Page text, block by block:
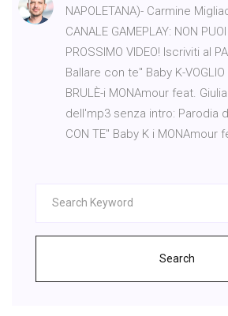
NAPOLETANA)- Carmine
CANALE GAMEPLAY: NON
PROSSIMO VIDEO! Iscriviti al
Ballare con te" Baby K-VOGLIO
BRULÈ-i MONAmour feat.
dell'mp3 senza intro: Parodia
CON TE" Baby K i MONAmour
Search